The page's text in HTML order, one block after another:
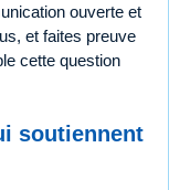
ouverte et
et faites preuve
cette question
soutiennent